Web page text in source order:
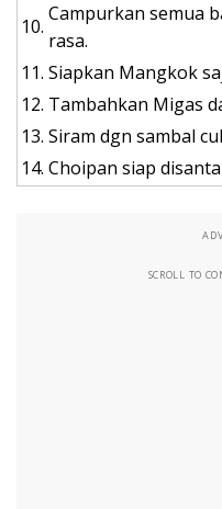
10.
Campurkan semua
rasa.
11. Siapkan Mangkok
12. Tambahkan Migas
13. Siram dgn sambal
14. Choipan siap
SCROLL TO